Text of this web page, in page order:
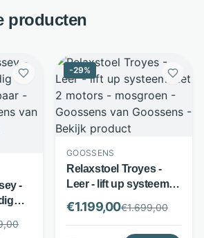
producten
-
-
-29%
GOOSSENS
Relaxstoel Troyes -
Leer - lift up systeem
met 2 motors -
mosgroen - Goossens
€1.199,00€1.699,00